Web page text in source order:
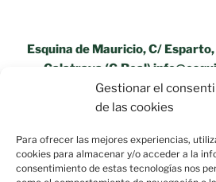
Gestionar el
de las cookies
Para ofrecer las mejores experiencias,
cookies para almacenar y/o acceder a la
consentimiento de estas tecnologías nos
Esquina de Mauricio, C/
Calatrava (C.Real)
«Aviso Legal»